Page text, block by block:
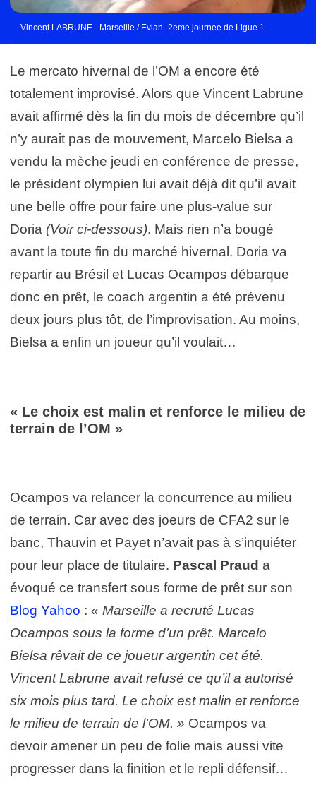
Vincent LABRUNE - Marseille / Evian- 2eme journee de Ligue 1 -
Le mercato hivernal de l’OM a encore été
totalement improvisé. Alors que Vincent Labrune
avait affirmé dès la fin du mois de décembre qu’il
n’y aurait pas de mouvement, Marcelo Bielsa a
vendu la mèche jeudi en conférence de presse,
le président olympien lui avait déjà dit qu’il avait
une belle offre pour faire une plus-value sur
Doria (Voir ci-dessous). Mais rien n’a bougé
avant la toute fin du marché hivernal. Doria va
repartir au Brésil et Lucas Ocampos débarque
donc en prêt, le coach argentin a été prévenu
deux jours plus tôt, de l’improvisation. Au moins,
Bielsa a enfin un joueur qu’il voulait…
« Le choix est malin et renforce le milieu de
terrain de l’OM »
Ocampos va relancer la concurrence au milieu
de terrain. Car avec des joeurs de CFA2 sur le
banc, Thauvin et Payet n’avait pas à s’inquiéter
pour leur place de titulaire. Pascal Praud a
évoqué ce transfert sous forme de prêt sur son
Blog Yahoo : « Marseille a recruté Lucas
Ocampos sous la forme d’un prêt. Marcelo
Bielsa rêvait de ce joueur argentin cet été.
Vincent Labrune avait refusé ce qu’il a autorisé
six mois plus tard. Le choix est malin et renforce
le milieu de terrain de l’OM. » Ocampos va
devoir amener un peu de folie mais aussi vite
progresser dans la finition et le repli défensif…